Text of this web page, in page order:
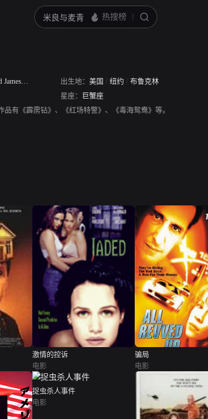
Bright Richie出生地： 美国 / 纽约 / 布鲁克林
星座：
巨蟹座
品有《霹雳钻》、《红场特警》、《毒海鸳鸯》等。
激情的控诉
电影
骗局
电影
捉虫杀人事件
电影